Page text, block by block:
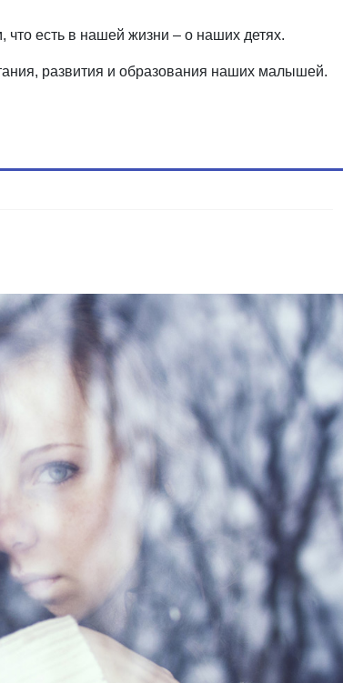
есть в нашей жизни – о наших детях.
развития и образования наших малышей.